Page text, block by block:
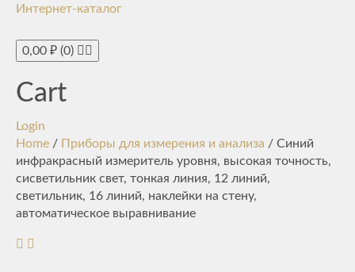
Интернет-каталог
0,00 ₽ (0)
Cart
Login
Home / Приборы для измерения и анализа / Синий
инфракрасный измеритель уровня, высокая точность,
сисветильник свет, тонкая линия, 12 линий,
светильник, 16 линий, наклейки на стену,
автоматическое выравнивание